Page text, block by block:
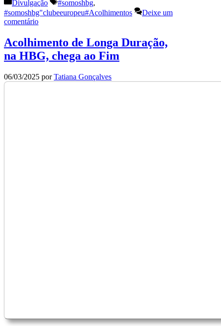
Divulgação #somoshbg,
#somoshbg"clubeeuropeu#Acolhimentos
Deixe um
comentário
Acolhimento de Longa Duração,
na HBG, chega ao Fim
06/03/2025 porTatiana Gonçalves